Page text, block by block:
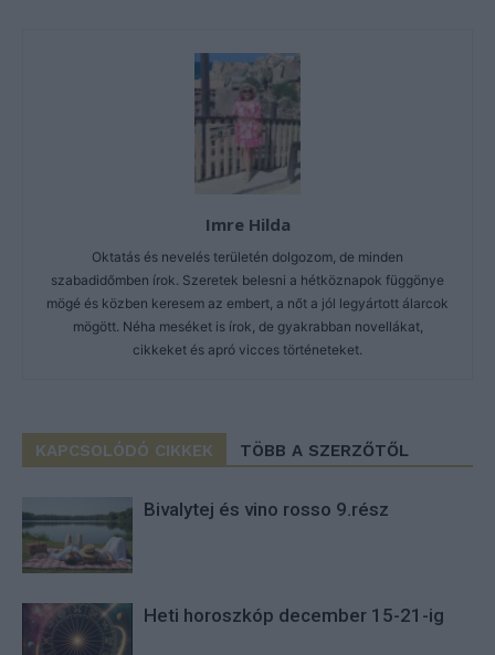
Imre Hilda
Oktatás és nevelés területén dolgozom, de minden
szabadidőmben írok. Szeretek belesni a hétköznapok függönye
mögé és közben keresem az embert, a nőt a jól legyártott álarcok
mögött. Néha meséket is írok, de gyakrabban novellákat,
cikkeket és apró vicces történeteket.
KAPCSOLÓDÓ CIKKEK TÖBB A SZERZŐTŐL
Bivalytej és vino rosso 9.rész
Heti horoszkóp december 15-21-ig